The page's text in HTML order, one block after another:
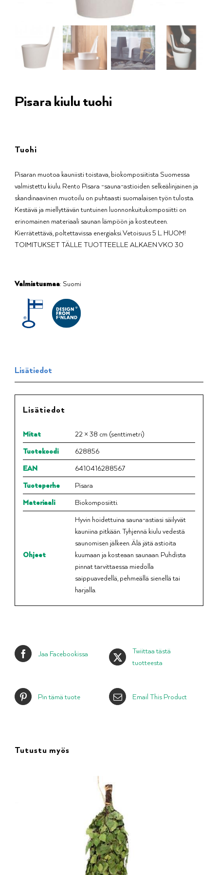
Pisara kiulu tuohi
Tuohi
Pisaran muotoa kauniisti toistava, biokomposiitista Suomessa
valmistettu kiulu. Rento Pisara -sauna-astioiden selkeälinjainen ja
skandinaavinen muotoilu on puhtaasti suomalaisen työn tulosta.
Kestävä ja miellyttävän tuntuinen luonnonkuitukomposiitti on
erinomainen materiaali saunan lämpöön ja kosteuteen.
Kierrätettävä, poltettavissa energiaksi. Vetoisuus 5 L. HUOM!
TOIMITUKSET TÄLLE TUOTTEELLE ALKAEN VKO 30
Valmistusmaa: Suomi
Lisätiedot
Lisätiedot
Mitat
22 × 38 cm (senttimetri)
Tuotekoodi
628856
EAN
6410416288567
Tuoteperhe
Pisara
Materiaali
Biokomposiitti.
Ohjeet
Hyvin hoidettuina sauna-astiasi säilyvät
kauniina pitkään. Tyhjennä kiulu vedestä
saunomisen jälkeen. Älä jätä astioita
kuumaan ja kosteaan saunaan. Puhdista
pinnat tarvittaessa miedolla
saippuavedellä, pehmeällä sienellä tai
harjalla.
Jaa Facebookissa
Twiittaa tästä
tuotteesta
Pin tämä tuote Email This Product
Tutustu myös